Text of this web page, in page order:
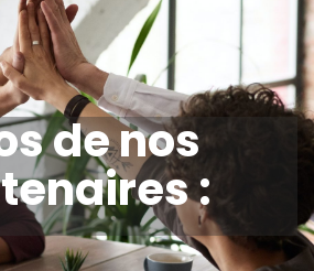
de nos
: